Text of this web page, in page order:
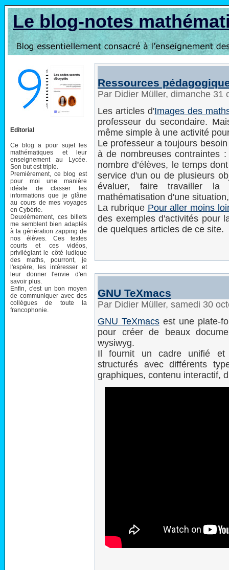
Le blog-notes
Editorial
Ce blog a pour sujet les
mathématiques et leur
enseignement au Lycée.
Son but est triple.
Premièrement, ce blog est
pour moi une manière
idéale de classer les
informations que je glâne
au cours de mes voyages
en Cybérie.
Deuxièmement, ces billets
me semblent bien adaptés
à la génération zapping de
nos élèves. Ces textes
courts et ces vidéos,
privilégiant le côté ludique
des maths, pourront, je
l'espère, les intéresser et
leur donner l'envie d'en
savoir plus.
Enfin, c'est un bon moyen
de communiquer avec des
collègues de toute la
francophonie.
Ressources
Par Didier Müller, dimanche
Les articles d'Images des
professeur du secondaire.
même simple à une activité
Le professeur a toujours
à de nombreuses contraintes
nombre d’élèves, le temps
service d'un ou de plusieurs
évaluer, faire travailler
mathématisation d'une
La rubrique Pour aller moins
des exemples d'activités pour
de quelques articles de ce site.
GNU TeXmacs
Par Didier Müller, samedi 30
GNU TeXmacsest une plate-
pour créer de beaux
wysiwyg.
Il fournit un cadre unifié et
structurés avec différents
graphiques, contenu interactif,